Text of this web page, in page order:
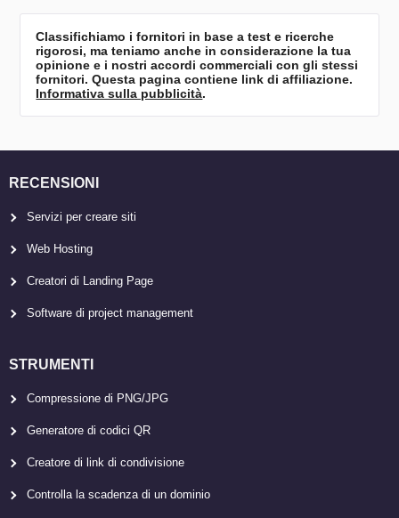
Classifichiamo i fornitori in base a test e ricerche
rigorosi, ma teniamo anche in considerazione la tua
opinione e i nostri accordi commerciali con gli stessi
fornitori. Questa pagina contiene link di affiliazione.
Informativa sulla pubblicità.
RECENSIONI
Servizi per creare siti
Web Hosting
Creatori di Landing Page
Software di project management
STRUMENTI
Compressione di PNG/JPG
Generatore di codici QR
Creatore di link di condivisione
Controlla la scadenza di un dominio